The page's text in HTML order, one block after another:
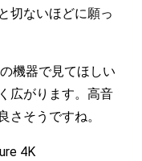
切ないほどに願っ
機器で見てほしい
広がります。高音
さそうですね。
4K